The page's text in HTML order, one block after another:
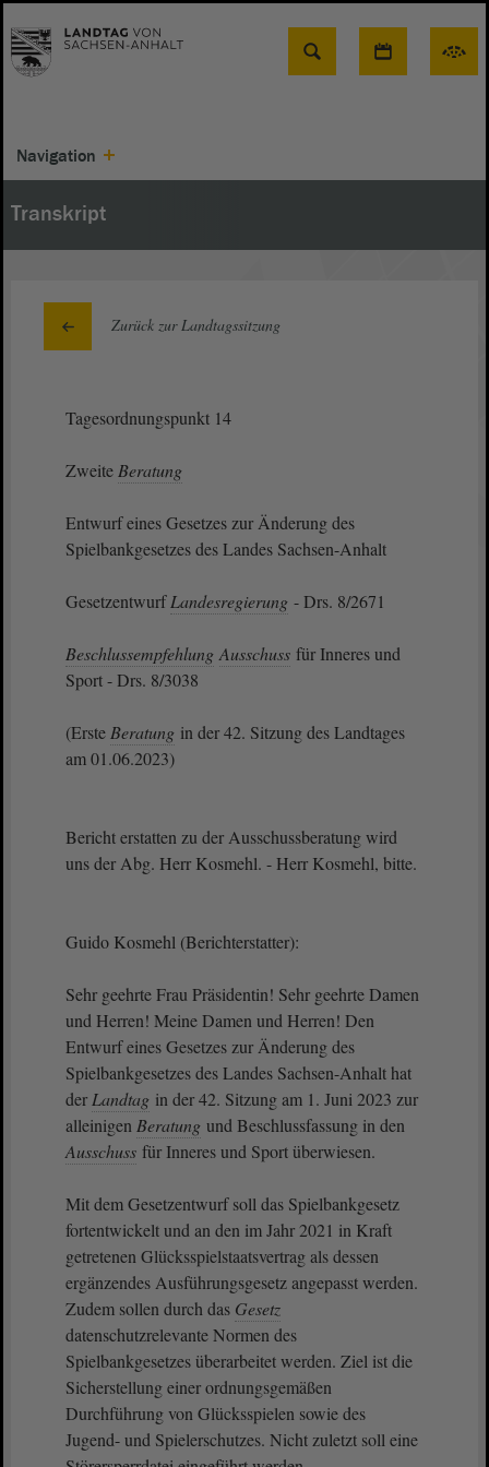
Suche
Navigation
Transkript
Zurück zur Landtagssitzung
Tagesordnungspunkt 14
Zweite Beratung
Entwurf eines Gesetzes zur Änderung des
Spielbankgesetzes des Landes Sachsen-Anhalt
GesetzentwurfLandesregierung - Drs. 8/2671
Beschlussempfehlung Ausschuss für Inneres und
Sport - Drs. 8/3038
(Erste Beratung in der 42. Sitzung des Landtages
am 01.06.2023)
Bericht erstatten zu der Ausschussberatung wird
uns der Abg. Herr Kosmehl. - Herr Kosmehl, bitte.
Guido Kosmehl (Berichterstatter):
Sehr geehrte Frau Präsidentin! Sehr geehrte Damen
und Herren! Meine Damen und Herren! Den
Entwurf eines Gesetzes zur Änderung des
Spielbankgesetzes des Landes Sachsen-Anhalt hat
der Landtag in der 42. Sitzung am 1. Juni 2023 zur
alleinigen Beratung und Beschlussfassung in den
Ausschuss für Inneres und Sport überwiesen.
Mit dem Gesetzentwurf soll das Spielbankgesetz
fortentwickelt und an den im Jahr 2021 in Kraft
getretenen Glücksspielstaatsvertrag als dessen
ergänzendes Ausführungsgesetz angepasst werden.
Zudem sollen durch das Gesetz
datenschutzrelevante Normen des
Spielbankgesetzes überarbeitet werden. Ziel ist die
Sicherstellung einer ordnungsgemäßen
Durchführung von Glücksspielen sowie des
Jugend- und Spielerschutzes. Nicht zuletzt soll eine